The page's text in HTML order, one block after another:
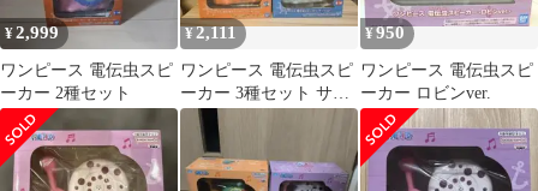
¥2,999
ワンピース 電伝虫スピ
ーカー 2種セット
¥2,111
ワンピース 電伝虫スピ
ーカー 3種セット サン
ジ、ゾロ、ジンベエ
¥950
ワンピース 電伝虫スピ
ーカー ロビンver.